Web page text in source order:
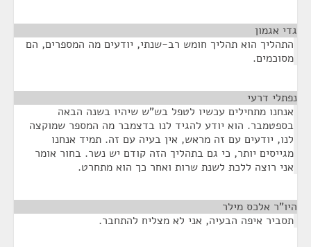
גדי אגמון
התהליך הוא תהליך חומש רב-שנתי, יודעים מה המספרים, הם
מסוכמים.
נפתלי דרעי
אנחנו מתחילים עכשיו לטפל בש"ש שיהיו בשנה הבאה
בספטמבר. הוא יודע להגיד לנו בדצמבר מה המספר שמוקצה
לנו, יודעים עם זה מראש, אין בעיה עם זה. תמיד אנחנו
מגייסים יותר, כי גם בתהליך הזה קודם יש נשר. בחור אומר
אני רוצה ללכת לשנת שרות ואחר כך הוא מתחרט.
היו"ר אלכס מילר
תסביר איפה הבעיה, אני לא מצליח להתחבר.